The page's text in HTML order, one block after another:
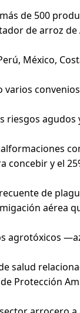
de 500
de arroz
México,
riesgos
concebir y el
de
aérea
agrotóxicos
salud
Protección